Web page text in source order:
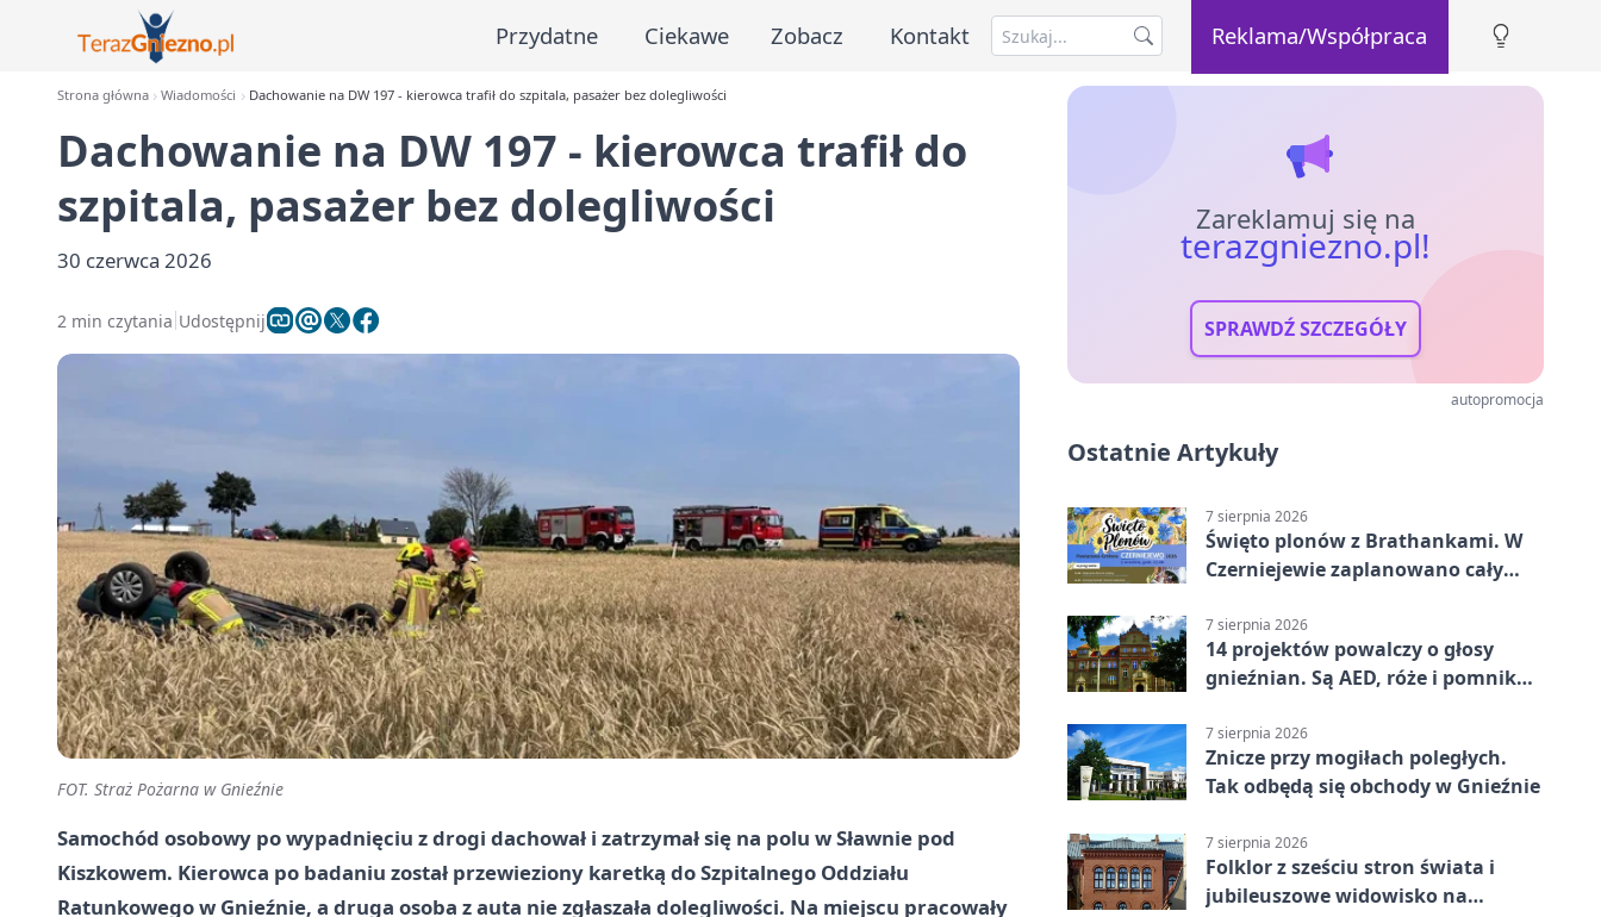
Przydatne Ciekawe Zobacz Kontakt Reklama/Współpraca
Strona główna Wiadomości Dachowanie na DW 197 - kierowca trafił do szpitala, pasażer bez dolegliwości
Dachowanie na DW 197 - kierowca trafił do
szpitala, pasażer bez dolegliwości
30 czerwca 2026
2 min czytania Udostępnij
FOT. Straż Pożarna w Gnieźnie
Samochód osobowy po wypadnięciu z drogi dachował i zatrzymał się na polu w Sławnie pod
Kiszkowem. Kierowca po badaniu został przewieziony karetką do Szpitalnego Oddziału
Ratunkowego w Gnieźnie, a druga osoba z auta nie zgłaszała dolegliwości. Na miejscu pracowały
Zareklamuj się na
terazgniezno.pl!
SPRAWDŹ SZCZEGÓŁY
autopromocja
Ostatnie Artykuły
7 sierpnia 2026
Święto plonów z Brathankami. W
Czerniejewie zaplanowano cały
7 sierpnia 2026
14 projektów powalczy o głosy
gnieźnian. Są AED, róże i pomnik
7 sierpnia 2026
Znicze przy mogiłach poległych.
Tak odbędą się obchody w Gnieźnie
7 sierpnia 2026
Folklor z sześciu stron świata i
jubileuszowe widowisko na